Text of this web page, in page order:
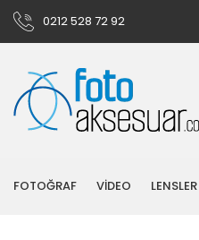
0212 528 72 92
FOTOĞRAF VİDEO LENSLER